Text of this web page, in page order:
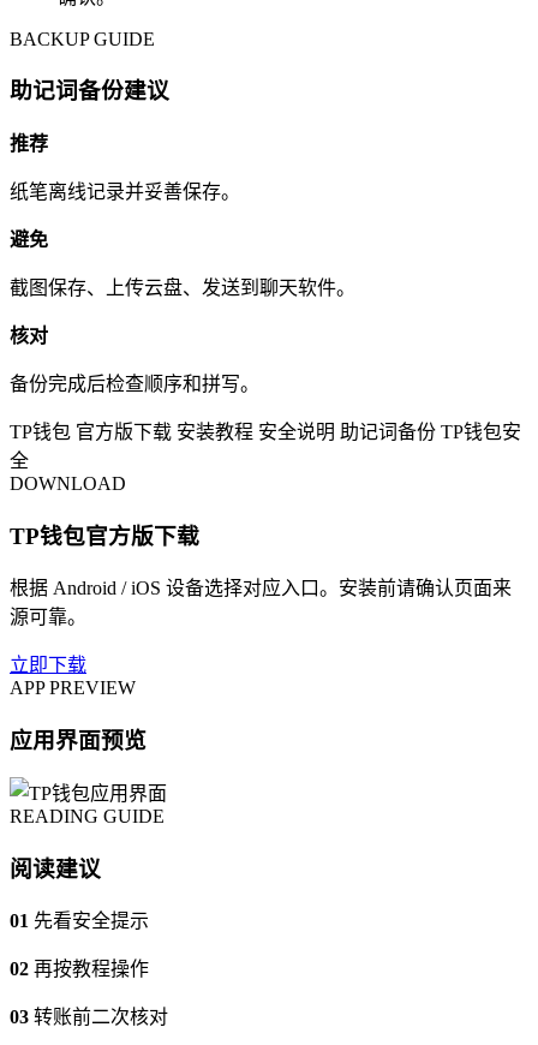
BACKUP GUIDE
助记词备份建议
推荐
纸笔离线记录并妥善保存。
避免
截图保存、上传云盘、发送到聊天软件。
核对
备份完成后检查顺序和拼写。
TP钱包 官方版下载 安装教程 安全说明 助记词备份 TP钱包安
全
DOWNLOAD
TP钱包官方版下载
根据 Android / iOS 设备选择对应入口。安装前请确认页面来
源可靠。
立即下载
APP PREVIEW
应用界面预览
READING GUIDE
阅读建议
01 先看安全提示
02 再按教程操作
03 转账前二次核对